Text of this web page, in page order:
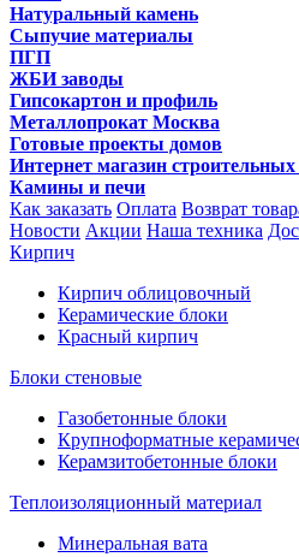
Натуральный камень
Сыпучие материалы
ПГП
ЖБИ заводы
Гипсокартон и профиль
Металлопрокат Москва
Готовые проекты домов
Интернет магазин
Камины и печи
Как заказать Оплата Возврат
Новости Акции Наша техника
Кирпич
Кирпич облицовочный
Керамические блоки
Красный кирпич
Блоки стеновые
Газобетонные блоки
Крупноформатные
Керамзитобетонные блоки
Теплоизоляционный материал
Минеральная вата